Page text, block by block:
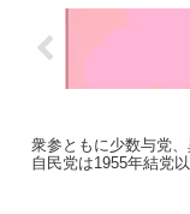
衆参ともに少数与党
自民党は1955年結党